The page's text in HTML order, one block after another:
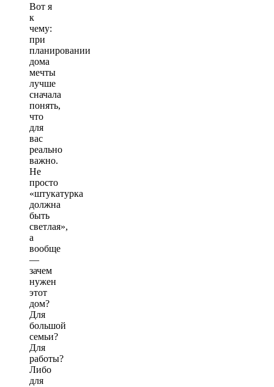
Вот я
к
чему:
при
планировании
дома
мечты
лучше
сначала
понять,
что
для
вас
реально
важно.
Не
просто
«штукатурка
должна
быть
светлая»,
а
вообще
—
зачем
нужен
этот
дом?
Для
большой
семьи?
Для
работы?
Либо
для